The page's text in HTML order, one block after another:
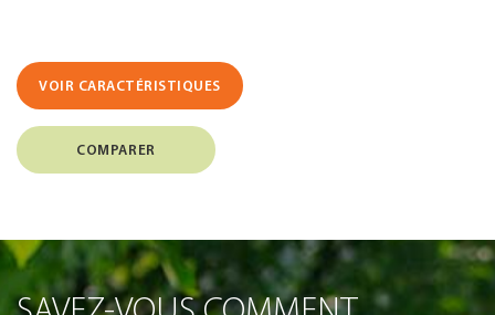
VOIR CARACTÉRISTIQUES
COMPARER